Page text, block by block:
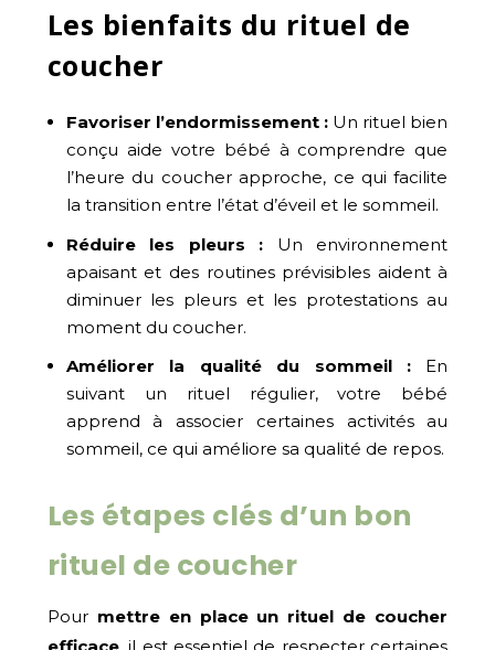
Les bienfaits du rituel de
coucher
Favoriser l’endormissement : Un rituel bien
conçu aide votre bébé à comprendre que
l’heure du coucher approche, ce qui facilite
la transition entre l’état d’éveil et le sommeil.
Réduire les pleurs : Un environnement
apaisant et des routines prévisibles aident à
diminuer les pleurs et les protestations au
moment du coucher.
Améliorer la qualité du sommeil :En
suivant un rituel régulier, votre bébé
apprend à associer certaines activités au
sommeil, ce qui améliore sa qualité de repos.
Les étapes clés d’un bon
rituel de coucher
Pour mettre en place un rituel de coucher